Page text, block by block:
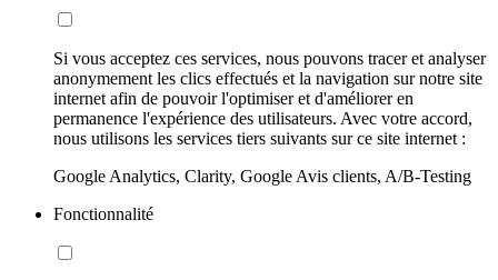
Si vous acceptez ces services, nous pouvons tracer et analyser
anonymement les clics effectués et la navigation sur notre site
internet afin de pouvoir l'optimiser et d'améliorer en
permanence l'expérience des utilisateurs. Avec votre accord,
nous utilisons les services tiers suivants sur ce site internet :
Google Analytics, Clarity, Google Avis clients, A/B-Testing
Fonctionnalité